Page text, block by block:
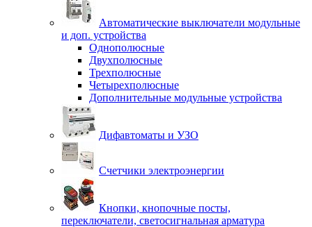
Автоматические выключатели модульные
и доп. устройства
Однополюсные
Двухполюсные
Трехполюсные
Четырехполюсные
Дополнительные модульные устройства
Дифавтоматы и УЗО
Счетчики электроэнергии
Кнопки, кнопочные посты,
переключатели, светосигнальная арматура